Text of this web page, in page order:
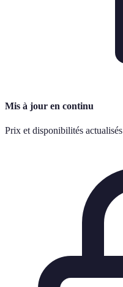
Mis à jour en continu
Prix et disponibilités actualisés